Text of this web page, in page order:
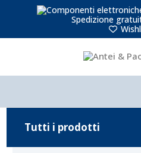
Spedizione
Tutti i prodotti